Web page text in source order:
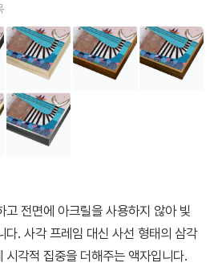
고 전면에 아크릴을 사용하지 않아 빛
다. 사각 프레임 대신 사선 형태의 삼각
시각적 집중을 더해주는 액자입니다.